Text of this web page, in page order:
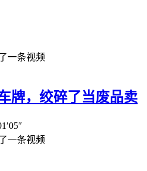
一条视频
牌，绞碎了当废品卖
一条视频